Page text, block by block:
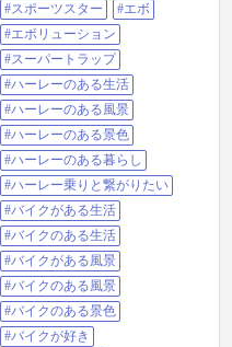
ドソン #スポーツスター #エボ #エ
ボリューション #スーパートラップ
#ハーレーのある生活 #ハーレーの
ある風景 #ハーレーのある景色 #ハ
ーレーのある暮らし #ハーレー乗り
と繋がりたい #バイクがある生活 #
バイクのある生活 #バイクがある風
景 #バイクのある風景 #バイクのあ
る景色 #バイクが好き #バイクが好
きだ #バイク乗りと繋がりたい #バ
イク好きな人と繋がりたい #バイク
好きと繋がりたい #バイクのある暮
らし
#スポーツスター
#エボ
#エボリューション
#スーパートラップ
#ハーレーのある生活
#ハーレーのある風景
#ハーレーのある景色
#ハーレーのある暮らし
#ハーレー乗りと繋がりたい
#バイクがある生活
#バイクのある生活
#バイクがある風景
#バイクのある風景
#バイクのある景色
#バイクが好き